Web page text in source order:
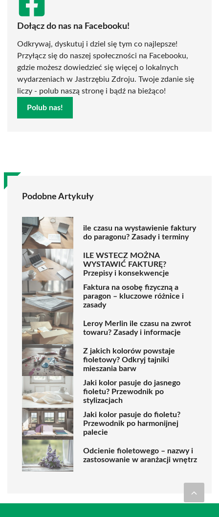
Dołącz do nas na Facebooku!
Odkrywaj, dyskutuj i dziel się tym co najlepsze!
Przyłącz się do naszej społeczności na Facebooku,
gdzie możesz dowiedzieć się więcej o lokalnych
wydarzeniach w Jastrzębiu Zdroju. Twoje zdanie się
liczy - polub naszą stronę i bądź na bieżąco!
Polub nas!
Podobne Artykuły
ile czasu na wystawienie faktury
do paragonu? Zasady i terminy
ILE WSTECZ MOŻNA
WYSTAWIĆ FAKTURĘ?
Przepisy i konsekwencje
Faktura na osobę fizyczną a
paragon – kluczowe różnice i
zasady
Leroy Merlin ile czasu na zwrot
towaru? Zasady i informacje
Z jakich kolorów powstaje
fioletowy? Odkryj tajniki
mieszania barw
Jaki kolor pasuje do jasnego
fioletu? Przewodnik po
stylizacjach
Jaki kolor pasuje do fioletu?
Przewodnik po harmonijnej
palecie
Odcienie fioletowego – nazwy i
zastosowanie w aranżacji wnętrz